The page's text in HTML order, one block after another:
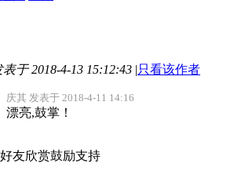
表于 2018-4-13 15:12:43 |只看该作者
庆其 发表于 2018-4-11 14:16
漂亮,鼓掌！
友欣赏鼓励支持